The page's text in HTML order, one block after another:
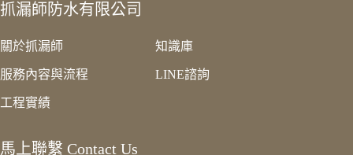
抓漏師防水有限公司
關於抓漏師
服務內容與流程
工程實績
知識庫
LINE諮詢
馬上聯繫 Contact Us